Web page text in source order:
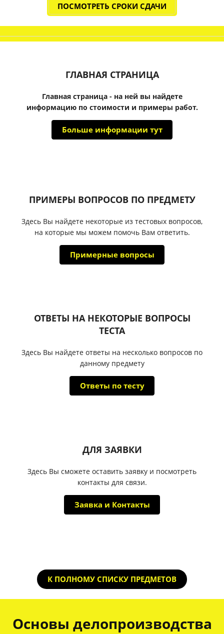
ПОСМОТРЕТЬ СРОКИ СДАЧИ
ГЛАВНАЯ СТРАНИЦА
Главная страница - на ней вы найдете
информацию по стоимости и примеры работ.
Больше информации тут
ПРИМЕРЫ ВОПРОСОВ ПО ПРЕДМЕТУ
Здесь Вы найдете некоторые из тестовых вопросов,
на которые мы можем помочь Вам ответить.
Примерные вопросы
ОТВЕТЫ НА НЕКОТОРЫЕ ВОПРОСЫ
ТЕСТА
Здесь Вы найдете ответы на несколько вопросов по
данному предмету
Ответы по тесту
ДЛЯ ЗАЯВКИ
Здесь Вы сможете оставить заявку и посмотреть
контакты для связи.
Заявка и Контакты
К ПОЛНОМУ СПИСКУ ПРЕДМЕТОВ
Основы делопроизводства